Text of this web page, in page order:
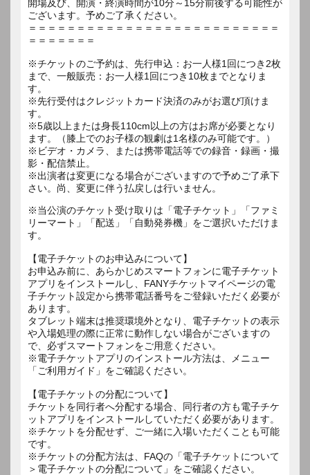
開場及び、開演・終演時間が10分～15分前後する可能性が
ございます。予めご了承ください。
＝＝＝＝＝＝＝＝＝＝＝＝＝＝＝＝＝＝＝＝＝＝＝＝＝＝
＝＝＝＝＝＝＝
※チケットのご予約は、先行申込：お一人様1回につき2枚
まで、一般販売：お一人様1回につき10枚までとなりま
す。
※先行受付はクレジットカード決済のみがお選び頂けま
す。
※5歳以上または身長110cm以上の方はお席が必要となり
ます。（膝上でのお子様の観劇は1名様のみ可能です。）
※ビデオ・カメラ、または携帯電話等での録音・録画・撮
影・配信禁止。
※出演者は変更になる場合がございますので予めご了承下
さい。尚、変更に伴う払戻しは行いません。
※当公演のチケット受け取りは「電子チケット」「ファミ
リーマート」「配送」「自動発券機」をご選択いただけま
す。
【電子チケットのお申込みについて】
お申込み前に、あらかじめスマートフォンに電子チケット
アプリをインストールし、FANYチケットマイページの電
子チケット設定から携帯電話番号をご登録いただく必要が
あります。
タブレット端末は推奨環境外となり、電子チケットの表示
や入場処理の際に正常に動作しない場合がございますの
で、必ずスマートフォンをご用意ください。
※電子チケットアプリのインストール方法は、メニュー
「ご利用ガイド」をご確認ください。
【電子チケットの分配について】
チケットを同行者へ分配する場合、同行者の方も電子チケ
ットアプリをインストールしていただく必要があります。
※チケットを分配せず、ご一緒に入場いただくことも可能
です。
※チケットの分配方法は、FAQの「電子チケットについて
＞電子チケットの分配について」をご確認ください。